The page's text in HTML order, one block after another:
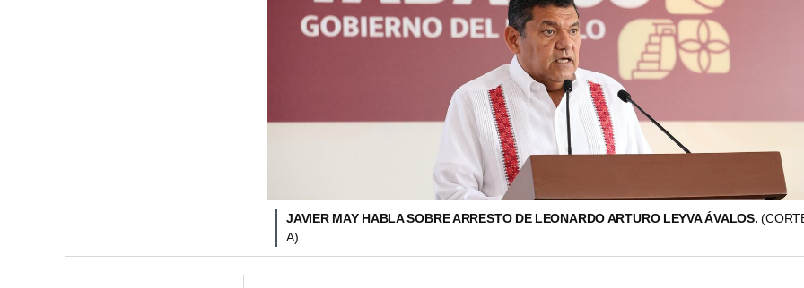
JAVIER MAY HABLA SOBRE ARRESTO DE LEONARDO ARTURO LEYVA ÁVALOS.
A)